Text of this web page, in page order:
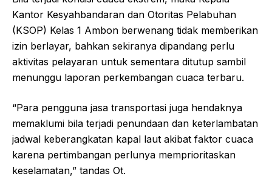
Kantor Kesyahbandaran dan Otoritas Pelabuhan
(KSOP) Kelas 1 Ambon berwenang tidak memberikan
izin berlayar, bahkan sekiranya dipandang perlu
aktivitas pelayaran untuk sementara ditutup sambil
menunggu laporan perkembangan cuaca terbaru.
“Para pengguna jasa transportasi juga hendaknya
memaklumi bila terjadi penundaan dan keterlambatan
jadwal keberangkatan kapal laut akibat faktor cuaca
karena pertimbangan perlunya memprioritaskan
keselamatan,” tandas Ot.